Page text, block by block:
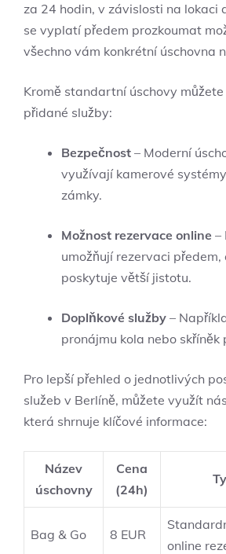
za 24 hodin, v závislosti na lokaci
se vyplatí předem prozkoumat
všechno vám konkrétní úschovna
Kromě standartní úschovy
přidané služby:
Bezpečnost – Moderní
využívají kamerové
zámky.
Možnost rezervace online –
umožňují rezervaci předem,
poskytuje větší jistotu.
Doplňkové služby –
pronájmu kola nebo skříněk
Pro lepší přehled o jednotlivých
služeb v Berlíně, můžete využít
která shrnuje klíčové informace:
Název
úschovny
Cena
(24h)
Bag & Go 8 EUR
online